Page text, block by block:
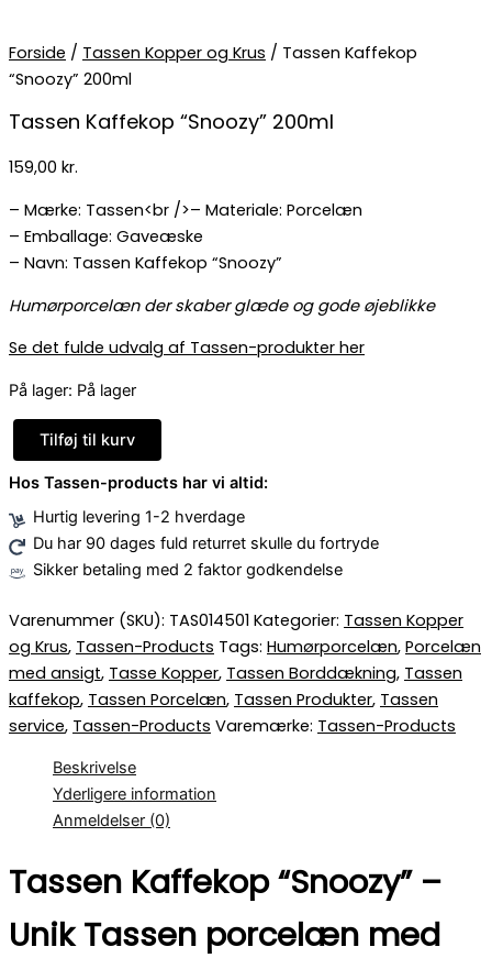
Forside / Tassen Kopper og Krus / Tassen Kaffekop
“Snoozy” 200ml
Tassen Kaffekop “Snoozy” 200ml
159,00 kr.
– Mærke: Tassen<br />– Materiale: Porcelæn
– Emballage: Gaveæske
– Navn: Tassen Kaffekop “Snoozy”
Humørporcelæn der skaber glæde og gode øjeblikke
Se det fulde udvalg af Tassen-produkter her
På lager: På lager
Tilføj til kurv
Hos Tassen-products har vi altid:
Hurtig levering 1-2 hverdage
Du har 90 dages fuld returret skulle du fortryde
Sikker betaling med 2 faktor godkendelse
Varenummer (SKU): TAS014501 Kategorier: Tassen Kopper
og Krus, Tassen-Products Tags: Humørporcelæn, Porcelæn
med ansigt, Tasse Kopper, Tassen Borddækning, Tassen
kaffekop, Tassen Porcelæn, Tassen Produkter, Tassen
service, Tassen-Products Varemærke: Tassen-Products
Beskrivelse
Yderligere information
Anmeldelser (0)
Tassen Kaffekop “Snoozy” –
Unik Tassen porcelæn med